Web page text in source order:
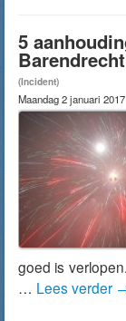
5
(Incident)
Maandag 2 januari 2017
goed is
… Lees verder